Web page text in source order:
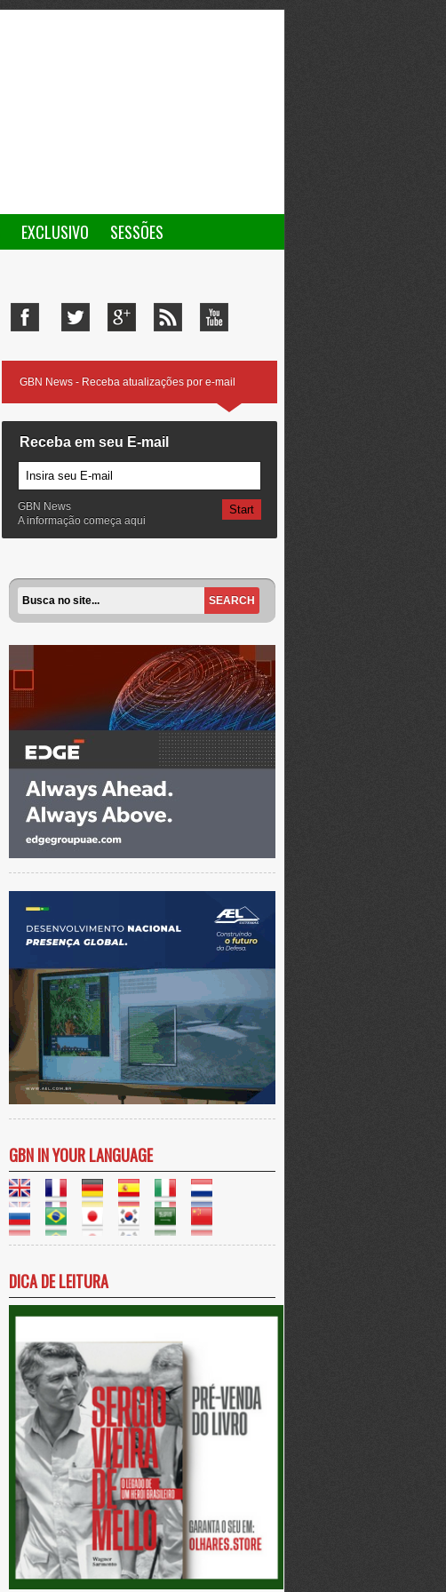
EXCLUSIVO
SESSÕES
GBN News - Receba atualizações por e-mail
Receba em seu E-mail
GBN News
A informação começa aqui
GBN IN YOUR LANGUAGE
DICA DE LEITURA